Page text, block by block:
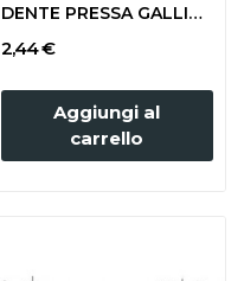
DENTE PRESSA GALLIGNANI 8876210 LARGA
2,44 €
Aggiungi al
carrello